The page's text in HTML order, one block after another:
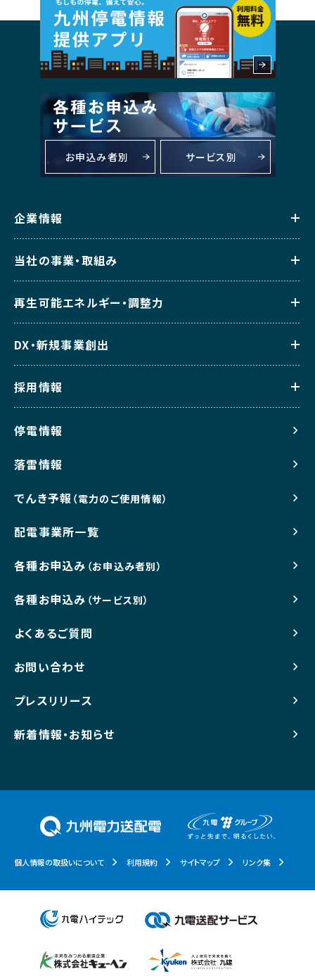
お申込み者別 サービス別
企業情報
当社の事業・取組み
再生可能エネルギー・調整力
DX・新規事業創出
採用情報
停電情報
落雷情報
でんき予報 （電力のご使用情報）
配電事業所一覧
各種お申込み （お申込み者別）
各種お申込み （サービス別）
よくあるご質問
お問い合わせ
プレスリリース
新着情報・お知らせ
個人情報の取扱いについて 利用規約 サイトマップ リンク集